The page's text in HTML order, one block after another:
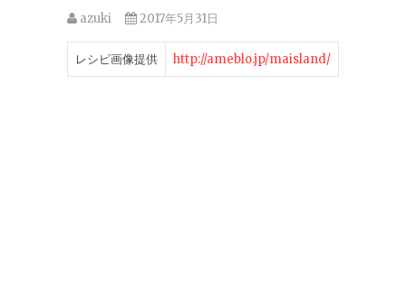
azuki 2017年5月31日
レシピ画像提供 http://ameblo.jp/maisland/